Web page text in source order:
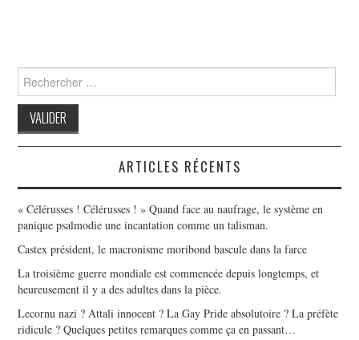
Search
for:
ARTICLES RÉCENTS
« Célérusses ! Célérusses ! » Quand face au naufrage, le système en
panique psalmodie une incantation comme un talisman.
Castex président, le macronisme moribond bascule dans la farce
La troisième guerre mondiale est commencée depuis longtemps, et
heureusement il y a des adultes dans la pièce.
Lecornu nazi ? Attali innocent ? La Gay Pride absolutoire ? La préfète
ridicule ? Quelques petites remarques comme ça en passant…